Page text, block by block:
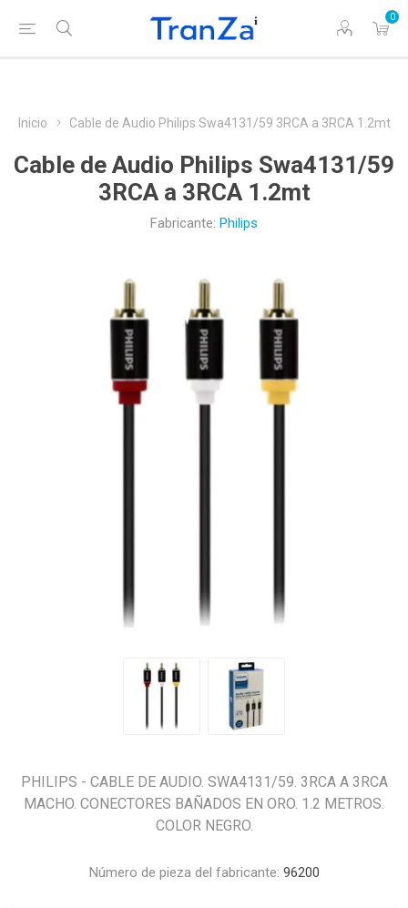
0
Inicio Cable de Audio Philips Swa4131/59 3RCA a 3RCA 1.2mt
Cable de Audio Philips Swa4131/59
3RCA a 3RCA 1.2mt
Fabricante: Philips
PHILIPS - CABLE DE AUDIO. SWA4131/59. 3RCA A 3RCA
MACHO. CONECTORES BAÑADOS EN ORO. 1.2 METROS.
COLOR NEGRO.
Número de pieza del fabricante: 96200